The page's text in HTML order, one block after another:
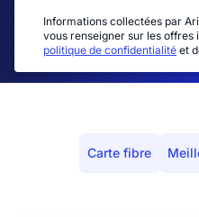
Informations collectées par
vous renseigner sur les offres
politique de confidentialité et
Carte fibre